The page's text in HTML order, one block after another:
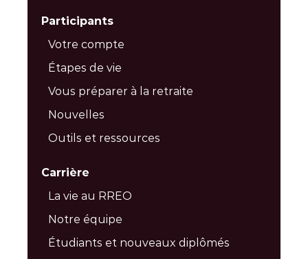
Participants
Votre compte
Étapes de vie
Vous préparer à la retraite
Nouvelles
Outils et ressources
Carrière
La vie au RREO
Notre équipe
Étudiants et nouveaux diplômés